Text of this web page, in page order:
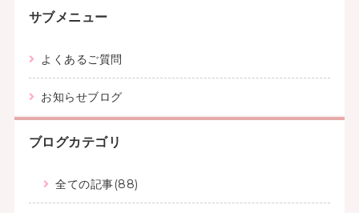
サブメニュー
よくあるご質問
お知らせブログ
ブログカテゴリ
全ての記事(88)